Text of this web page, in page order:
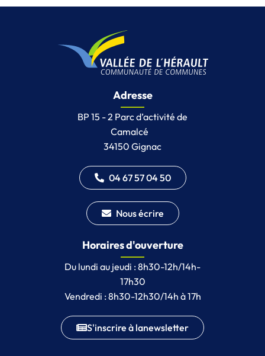
Adresse
BP 15 - 2 Parc d’activité de
Camalcé
34150 Gignac
04 67 57 04 50
Nous écrire
Horaires d'ouverture
Du lundi au jeudi : 8h30-12h/14h-
17h30
Vendredi : 8h30-12h30/14h à 17h
S'inscrire à lanewsletter